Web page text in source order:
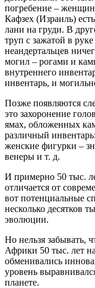
погребение –
Кафзех (Израиль)
лани на груди. В
труп с зажатой в
неандертальцев
могил – рогами и
внутреннего
инвентарь, и
Позже появляются
это захоронение
ямах, обложенных
различный
женские фигурки –
венеры и т. д.
И примерно 50 тыс.
отличается от
вот потенциальные
несколько десятков
эволюции.
Но нельзя забывать,
Африки 50 тыс. лет
обменивались
уровень
планете.